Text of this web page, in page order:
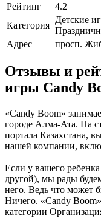
Рейтинг
4.2
Категория
Детские
Адрес
просп.
Отзывы и
игры Candy
«Candy Boom»
городе Алма-Ата. На
портала Казахстана,
нашей компании,
Если у вашего
другой), мы рады
него. Ведь что может
Ничего. «Candy
категории